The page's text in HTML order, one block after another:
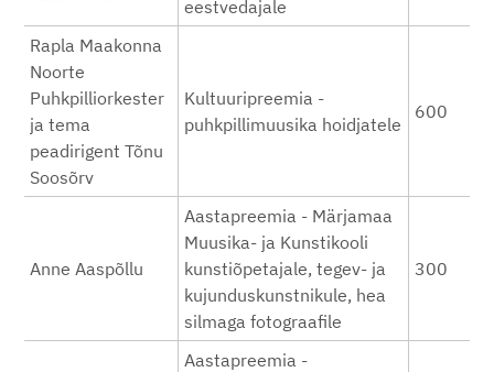
eestvedajale
Rapla Maakonna
Noorte
Puhkpilliorkester
ja tema
peadirigent Tõnu
Soosõrv
Kultuuripreemia -
puhkpillimuusika hoidjatele
600
Anne Aaspõllu
Aastapreemia - Märjamaa
Muusika- ja Kunstikooli
kunstiõpetajale, tegev- ja
kujunduskunstnikule, hea
silmaga fotograafile
300
Aastapreemia -